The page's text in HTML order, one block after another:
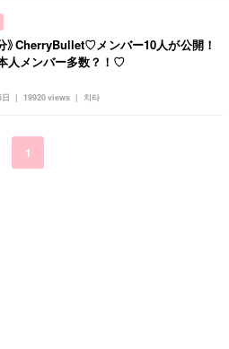
twice
かわいい
치타
19920 views
》CherryBullet♡メンバー10人が公開！
人メンバー多数？！♡
1